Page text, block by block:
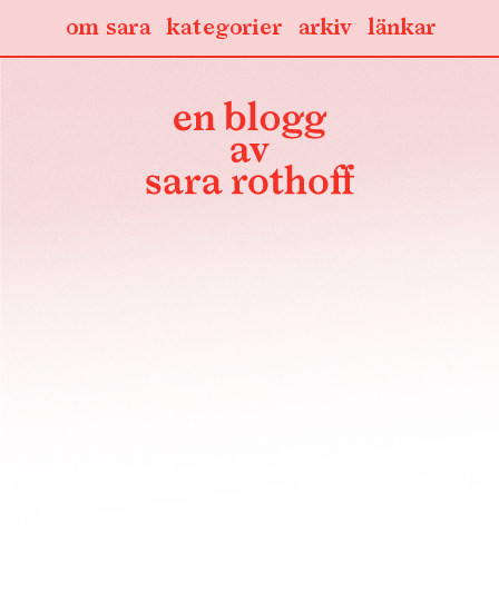
länkar
arkiv
kategorier
om sara